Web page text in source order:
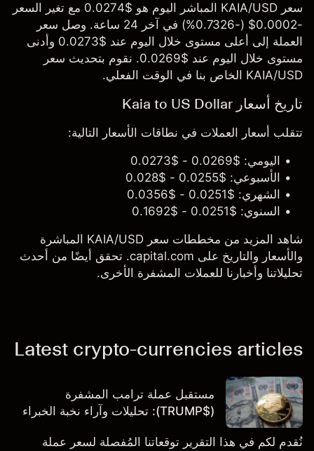
سعر KAIA/USD المباشر اليوم هو $0.0274 مع تغير السعر
-0.0002$ (-0.7326%) في آخر 24 ساعة. وصل سعر
العملة إلى أعلى مستوى خلال اليوم عند $0.0273 وأدنى
مستوى خلال اليوم عند $0.0269. نقوم بتحديث سعر
KAIA/USD الخاص بنا في الوقت الفعلي.
تاريخ أسعار Kaia to US Dollar
تتقلب أسعار العملات في نطاقات الأسعار التالية:
اليومي: $0.0269 - $0.0273
الأسبوعي: $0.0255 - $0.028
الشهري: $0.0251 - $0.0356
السنوي: $0.0251 - $0.1692
شاهد المزيد من مخططات سعر KAIA/USD المباشرة
والأسعار والتاريخ على capital.com. تحقق أيضًا من أحدث
تحليلاتنا وأخبارنا للعملات المشفرة الأخرى.
Latest crypto-currencies articles
مستقبل عملة ترامب المشفرة
($TRUMP): تحليلات وآراء نخبة الخبراء
نُقدم لكم في هذا التقرير توقعاتنا المُفصلة لسعر عملة